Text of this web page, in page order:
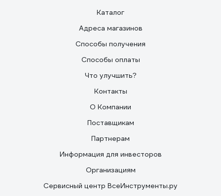
Каталог
Адреса магазинов
Способы получения
Способы оплаты
Что улучшить?
Контакты
О Компании
Поставщикам
Партнерам
Информация для инвесторов
Организациям
Сервисный центр ВсеИнструменты.ру